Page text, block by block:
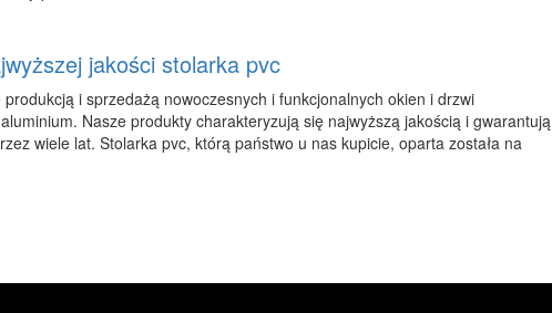
jakości stolarka pvc
i sprzedażą nowoczesnych i funkcjonalnych okien i drzwi
Nasze produkty charakteryzują się najwyższą jakością i gwarantują
wiele lat. Stolarka pvc, którą państwo u nas kupicie, oparta została na